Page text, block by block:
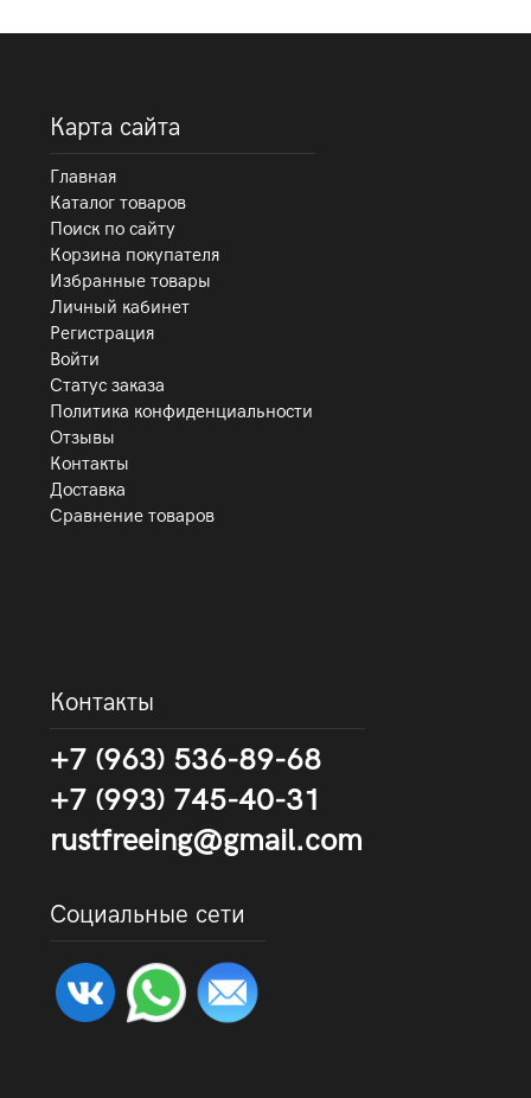
Карта сайта
Главная
Каталог товаров
Поиск по сайту
Корзина покупателя
Избранные товары
Личный кабинет
Регистрация
Войти
Статус заказа
Политика конфиденциальности
Отзывы
Контакты
Доставка
Сравнение товаров
Контакты
+7 (963) 536-89-68
+7 (993) 745-40-31
rustfreeing@gmail.com
Социальные сети